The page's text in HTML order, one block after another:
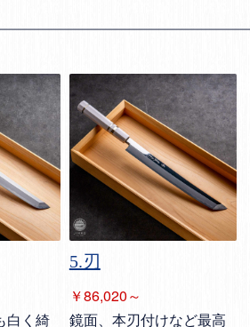
白く綺
5.刃
￥86,020～
鏡面、本刃付けなど最高